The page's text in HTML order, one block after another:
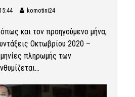
komotini24
και τον προηγούμενο μήνα,
Οκτωβρίου 2020 –
πληρωμής των